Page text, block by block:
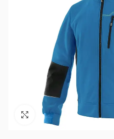
Зголеми ја фотографијата